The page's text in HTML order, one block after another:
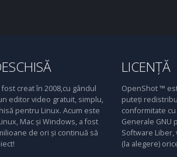
creat în 2008,cu gândul
editor video gratuit, simplu,
pentru Linux. Acum este
Mac și Windows, a fost
de ori și continuă să
LICENȚĂ
OpenShot ™
puteți
conformitate
Generale GNU
Software Liber,
(la alegere)